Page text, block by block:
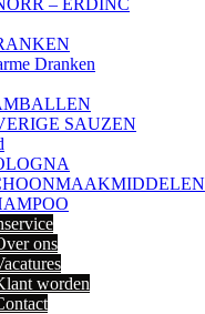
– ERDINC
Dranken
SAUZEN
ons
worden